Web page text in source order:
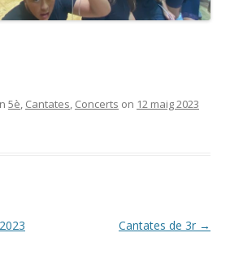
5è, Cantates, Concerts on 12 maig 2023
Cantates de 3r →